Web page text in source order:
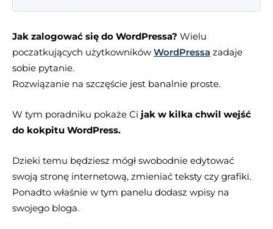
Jak zalogować się do WordPressa? Wielu
poczatkujących użytkowników WordPressa zadaje
sobie pytanie.
Rozwiązanie na szczęście jest banalnie proste.
W tym poradniku pokaże Ci jak w kilka chwil wejść
do kokpitu WordPress.
Dzieki temu będziesz mógł swobodnie edytować
swoją stronę internetową, zmieniać teksty czy grafiki.
Ponadto właśnie w tym panelu dodasz wpisy na
swojego bloga.